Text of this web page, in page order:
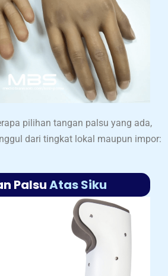
pilihan tangan palsu yang ada,
dari tingkat lokal maupun impor:
PalsuAtas Siku